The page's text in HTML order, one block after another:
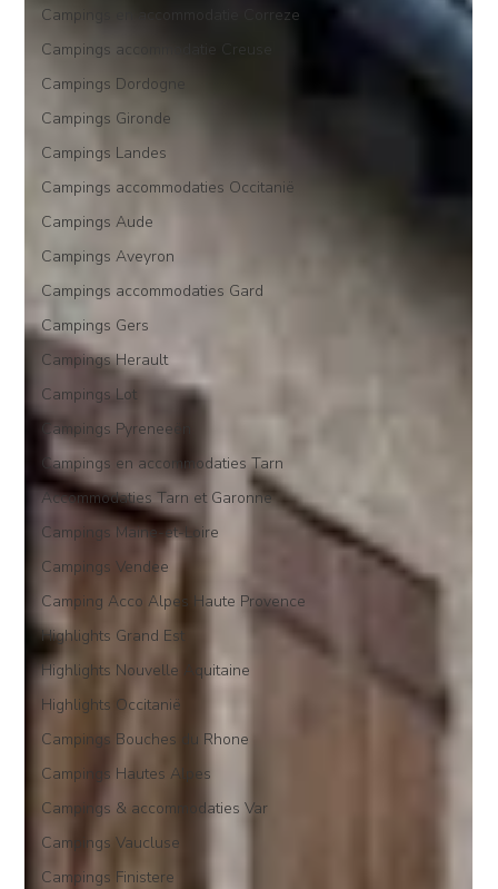
Campings en accommodatie Correze
Campings accommodatie Creuse
Campings Dordogne
Campings Gironde
Campings Landes
Campings accommodaties Occitanië
Campings Aude
Campings Aveyron
Campings accommodaties Gard
Campings Gers
Campings Herault
Campings Lot
Campings Pyreneeën
Campings en accommodaties Tarn
Accommodaties Tarn et Garonne
Campings Maine-et-Loire
Campings Vendee
Camping Acco Alpes Haute Provence
Highlights Grand Est
Highlights Nouvelle Aquitaine
Highlights Occitanië
Campings Bouches du Rhone
Campings Hautes Alpes
Campings & accommodaties Var
Campings Vaucluse
Campings Finistere